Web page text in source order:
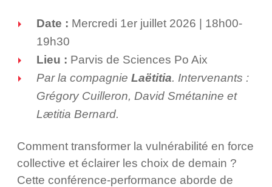
Date : Mercredi 1er juillet 2026 | 18h00-
19h30
Lieu : Parvis de Sciences Po Aix
Par la compagnie Laëtitia. Intervenants :
Grégory Cuilleron, David Smétanine et
Lætitia Bernard.
Comment transformer la vulnérabilité en force
collective et éclairer les choix de demain ?
Cette conférence-performance aborde de